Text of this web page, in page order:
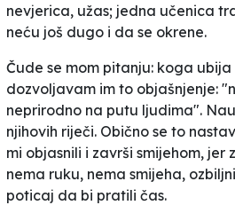
nevjerica, užas; jedna učenica
neću još dugo i da se okrene.
Čude se mom pitanju: koga
dozvoljavam im to objašnjenje:
neprirodno na putu ljudima".
njihovih riječi. Obično se to
mi objasnili i završi smijehom,
nema ruku, nema smijeha,
poticaj da bi pratili čas.